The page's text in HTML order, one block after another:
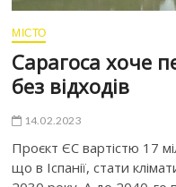
МІСТО
Сарагоса хоче
без відходів
14.02.2023
Проєкт ЄС вартістю 17
що в Іспанії, стати